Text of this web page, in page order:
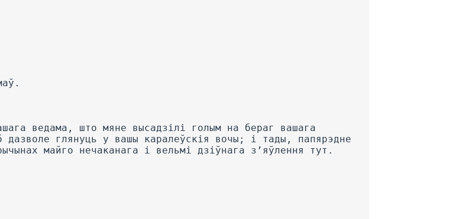
ведама, што мяне высадзілі голым на бераг вашага
дазволе глянуць у вашы каралеўскія вочы; і тады, папярэдне
майго нечаканага і вельмі дзіўнага з’яўлення тут.